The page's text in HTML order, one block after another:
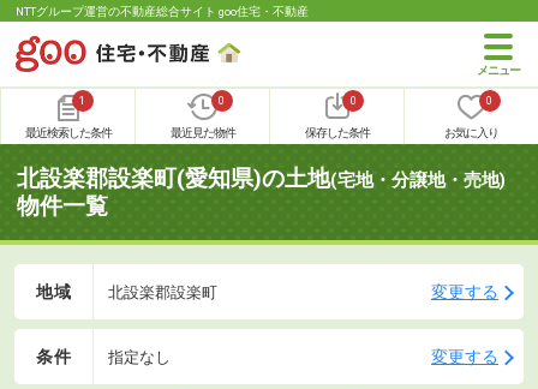
NTTグループ運営の不動産総合サイト goo住宅・不動産
1
最近検索した条件
0
最近見た物件
0
保存した条件
0
お気に入り
北設楽郡設楽町(愛知県)の土地(宅地・分譲地・売地)
物件一覧
地域 北設楽郡設楽町 変更する
条件 指定なし 変更する